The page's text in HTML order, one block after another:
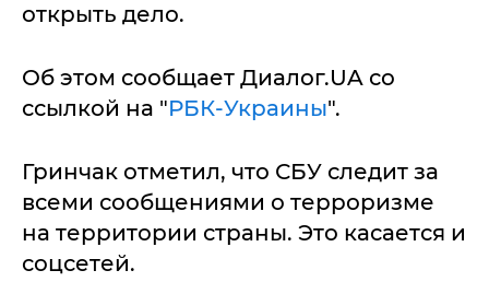
открыть дело.
Об этом сообщает Диалог.UA со
ссылкой на "РБК-Украины".
Гринчак отметил, что СБУ следит за
всеми сообщениями о терроризме
на территории страны. Это касается и
соцсетей.